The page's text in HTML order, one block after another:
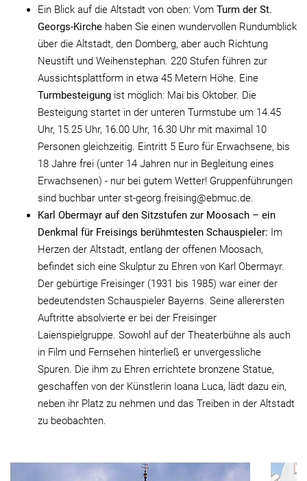
Ein Blick auf die Altstadt von oben: Vom Turm der St.
Georgs-Kirche haben Sie einen wundervollen Rundumblick
über die Altstadt, den Domberg, aber auch Richtung
Neustift und Weihenstephan. 220 Stufen führen zur
Aussichtsplattform in etwa 45 Metern Höhe. Eine
Turmbesteigung ist möglich: Mai bis Oktober. Die
Besteigung startet in der unteren Turmstube um 14.45
Uhr, 15.25 Uhr, 16.00 Uhr, 16.30 Uhr mit maximal 10
Personen gleichzeitig. Eintritt 5 Euro für Erwachsene, bis
18 Jahre frei (unter 14 Jahren nur in Begleitung eines
Erwachsenen) - nur bei gutem Wetter! Gruppenführungen
sind buchbar unter st-georg.freising@ebmuc.de.
Karl Obermayr auf den Sitzstufen zur Moosach – ein
Denkmal für Freisings berühmtesten Schauspieler: Im
Herzen der Altstadt, entlang der offenen Moosach,
befindet sich eine Skulptur zu Ehren von Karl Obermayr.
Der gebürtige Freisinger (1931 bis 1985) war einer der
bedeutendsten Schauspieler Bayerns. Seine allerersten
Auftritte absolvierte er bei der Freisinger
Laienspielgruppe. Sowohl auf der Theaterbühne als auch
in Film und Fernsehen hinterließ er unvergessliche
Spuren. Die ihm zu Ehren errichtete bronzene Statue,
geschaffen von der Künstlerin Ioana Luca, lädt dazu ein,
neben ihr Platz zu nehmen und das Treiben in der Altstadt
zu beobachten.